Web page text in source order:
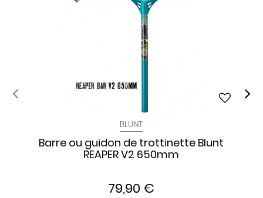
BLUNT
Barre ou guidon de trottinette Blunt
REAPER V2 650mm
79,90 €